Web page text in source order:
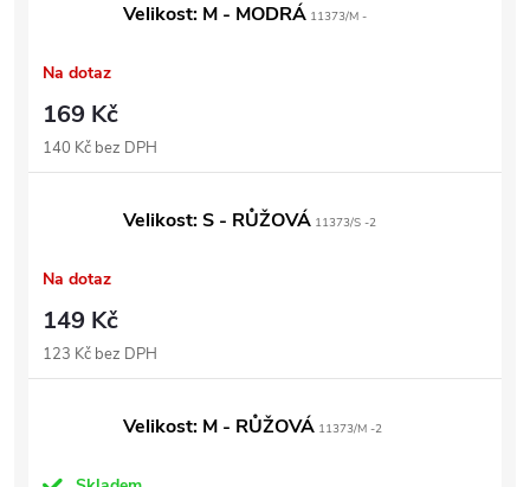
Velikost: M - MODRÁ 11373/M -
Na dotaz
169 Kč
140 Kč bez DPH
Velikost: S - RŮŽOVÁ 11373/S -2
Na dotaz
149 Kč
123 Kč bez DPH
Velikost: M - RŮŽOVÁ 11373/M -2